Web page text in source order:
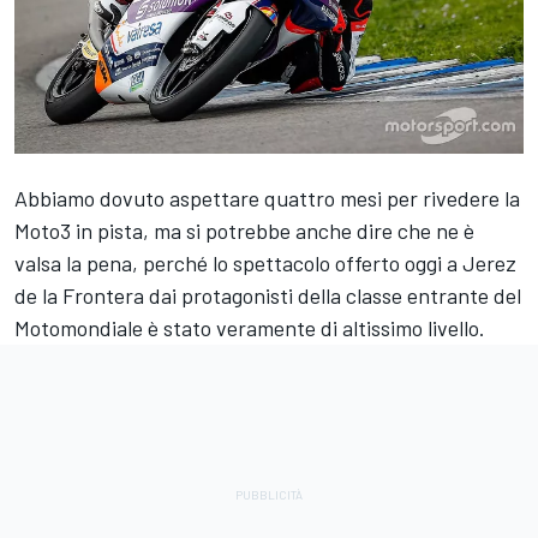
Abbiamo dovuto aspettare quattro mesi per rivedere la
Moto3 in pista, ma si potrebbe anche dire che ne è
valsa la pena, perché lo spettacolo offerto oggi a Jerez
de la Frontera dai protagonisti della classe entrante del
Motomondiale è stato veramente di altissimo livello.